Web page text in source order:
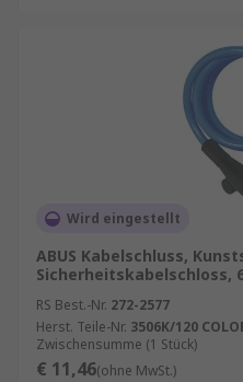
Wird eingestellt
ABUS Kabelschluss,
Sicherheitskabelschloss,
RS Best.-Nr. 272-2577
Herst. Teile-Nr. 3506K/120
Zwischensumme (1 Stück)
€ 11,46(ohne MwSt.)